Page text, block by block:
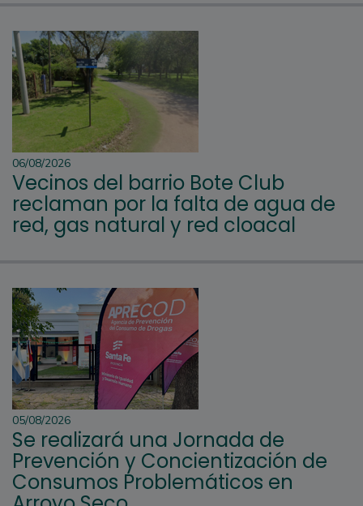
06/08/2026
Vecinos del barrio Bote Club
reclaman por la falta de agua de
red, gas natural y red cloacal
05/08/2026
Se realizará una Jornada de
Prevención y Concientización de
Consumos Problemáticos en